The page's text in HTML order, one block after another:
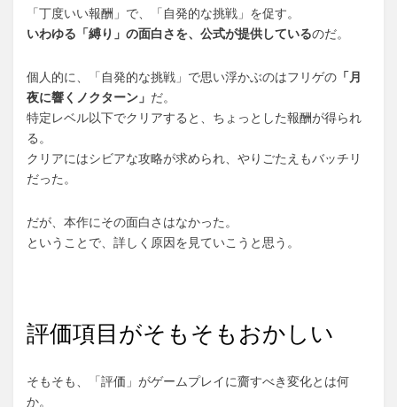
「丁度いい報酬」で、「自発的な挑戦」を促す。
いわゆる「縛り」の面白さを、公式が提供しているのだ。
個人的に、「自発的な挑戦」で思い浮かぶのはフリゲの 「月
夜に響くノクターン」 だ。
特定レベル以下でクリアすると、ちょっとした報酬が得られ
る。
クリアにはシビアな攻略が求められ、やりごたえもバッチリ
だった。
だが、本作にその面白さはなかった。
ということで、詳しく原因を見ていこうと思う。
評価項目がそもそもおかしい
そもそも、「評価」がゲームプレイに齎すべき変化とは何
か。